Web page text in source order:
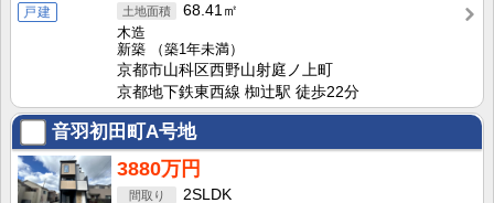
戸建
68.41㎡
木造
新築
（築1年未満）
京都市山科区西野山射庭ノ上町
京都地下鉄東西線 椥辻駅 徒歩22分
音羽初田町A号地
3880万円
2SLDK